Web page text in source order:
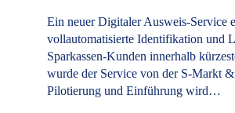
Ein neuer Digitaler Ausweis-Service
vollautomatisierte Identifikation und
Sparkassen-Kunden innerhalb
wurde der Service von der S-Markt
Pilotierung und Einführung wird…